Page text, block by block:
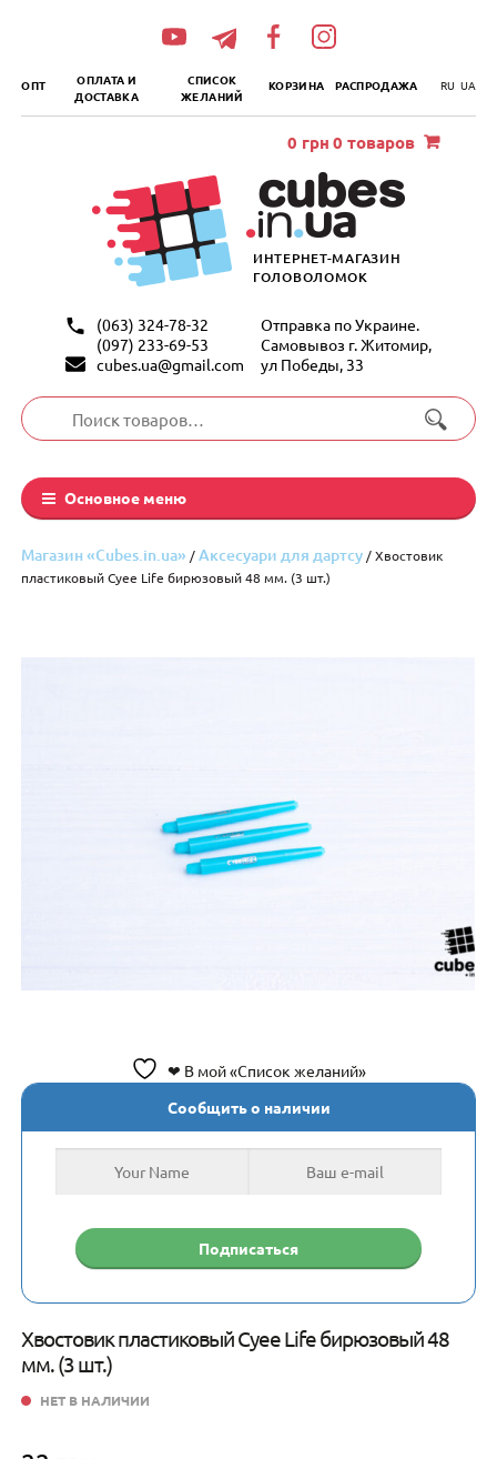
ОПТ
ОПЛАТА И
ДОСТАВКА
СПИСОК
ЖЕЛАНИЙ
КОРЗИНА РАСПРОДАЖА RU UA
ИНТЕРНЕТ-МАГАЗИН
ГОЛОВОЛОМОК
(063) 324-78-32
(097) 233-69-53
cubes.ua@gmail.com
Отправка по Украине.
Самовывоз г. Житомир,
ул Победы, 33
Искать:
Основное меню
0 грн 0 товаров
Магазин «Cubes.in.ua» /Аксесуари для дартсу / Хвостовик
пластиковый Cyee Life бирюзовый 48 мм. (3 шт.)
❤ В мой «Список желаний»
Хвостовик пластиковый Cyee Life бирюзовый 48
мм. (3 шт.)
НЕТ В НАЛИЧИИ
Сообщить о наличии